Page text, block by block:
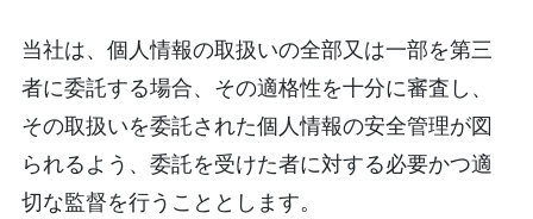
当社は、個人情報の取扱いの全部又は一部を第三
者に委託する場合、その適格性を十分に審査し、
その取扱いを委託された個人情報の安全管理が図
られるよう、委託を受けた者に対する必要かつ適
切な監督を行うこととします。